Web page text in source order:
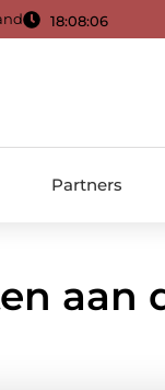
18:08:08
Partners
aan